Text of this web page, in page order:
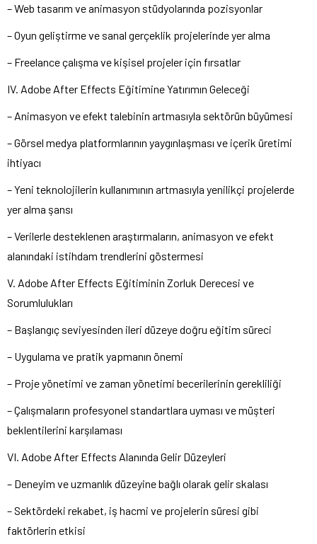
– Web tasarım ve animasyon stüdyolarında pozisyonlar
– Oyun geliştirme ve sanal gerçeklik projelerinde yer alma
– Freelance çalışma ve kişisel projeler için fırsatlar
IV. Adobe After Effects Eğitimine Yatırımın Geleceği
– Animasyon ve efekt talebinin artmasıyla sektörün büyümesi
– Görsel medya platformlarının yaygınlaşması ve içerik üretimi
ihtiyacı
– Yeni teknolojilerin kullanımının artmasıyla yenilikçi projelerde
yer alma şansı
– Verilerle desteklenen araştırmaların, animasyon ve efekt
alanındaki istihdam trendlerini göstermesi
V. Adobe After Effects Eğitiminin Zorluk Derecesi ve
Sorumlulukları
– Başlangıç seviyesinden ileri düzeye doğru eğitim süreci
– Uygulama ve pratik yapmanın önemi
– Proje yönetimi ve zaman yönetimi becerilerinin gerekliliği
– Çalışmaların profesyonel standartlara uyması ve müşteri
beklentilerini karşılaması
VI. Adobe After Effects Alanında Gelir Düzeyleri
– Deneyim ve uzmanlık düzeyine bağlı olarak gelir skalası
– Sektördeki rekabet, iş hacmi ve projelerin süresi gibi
faktörlerin etkisi